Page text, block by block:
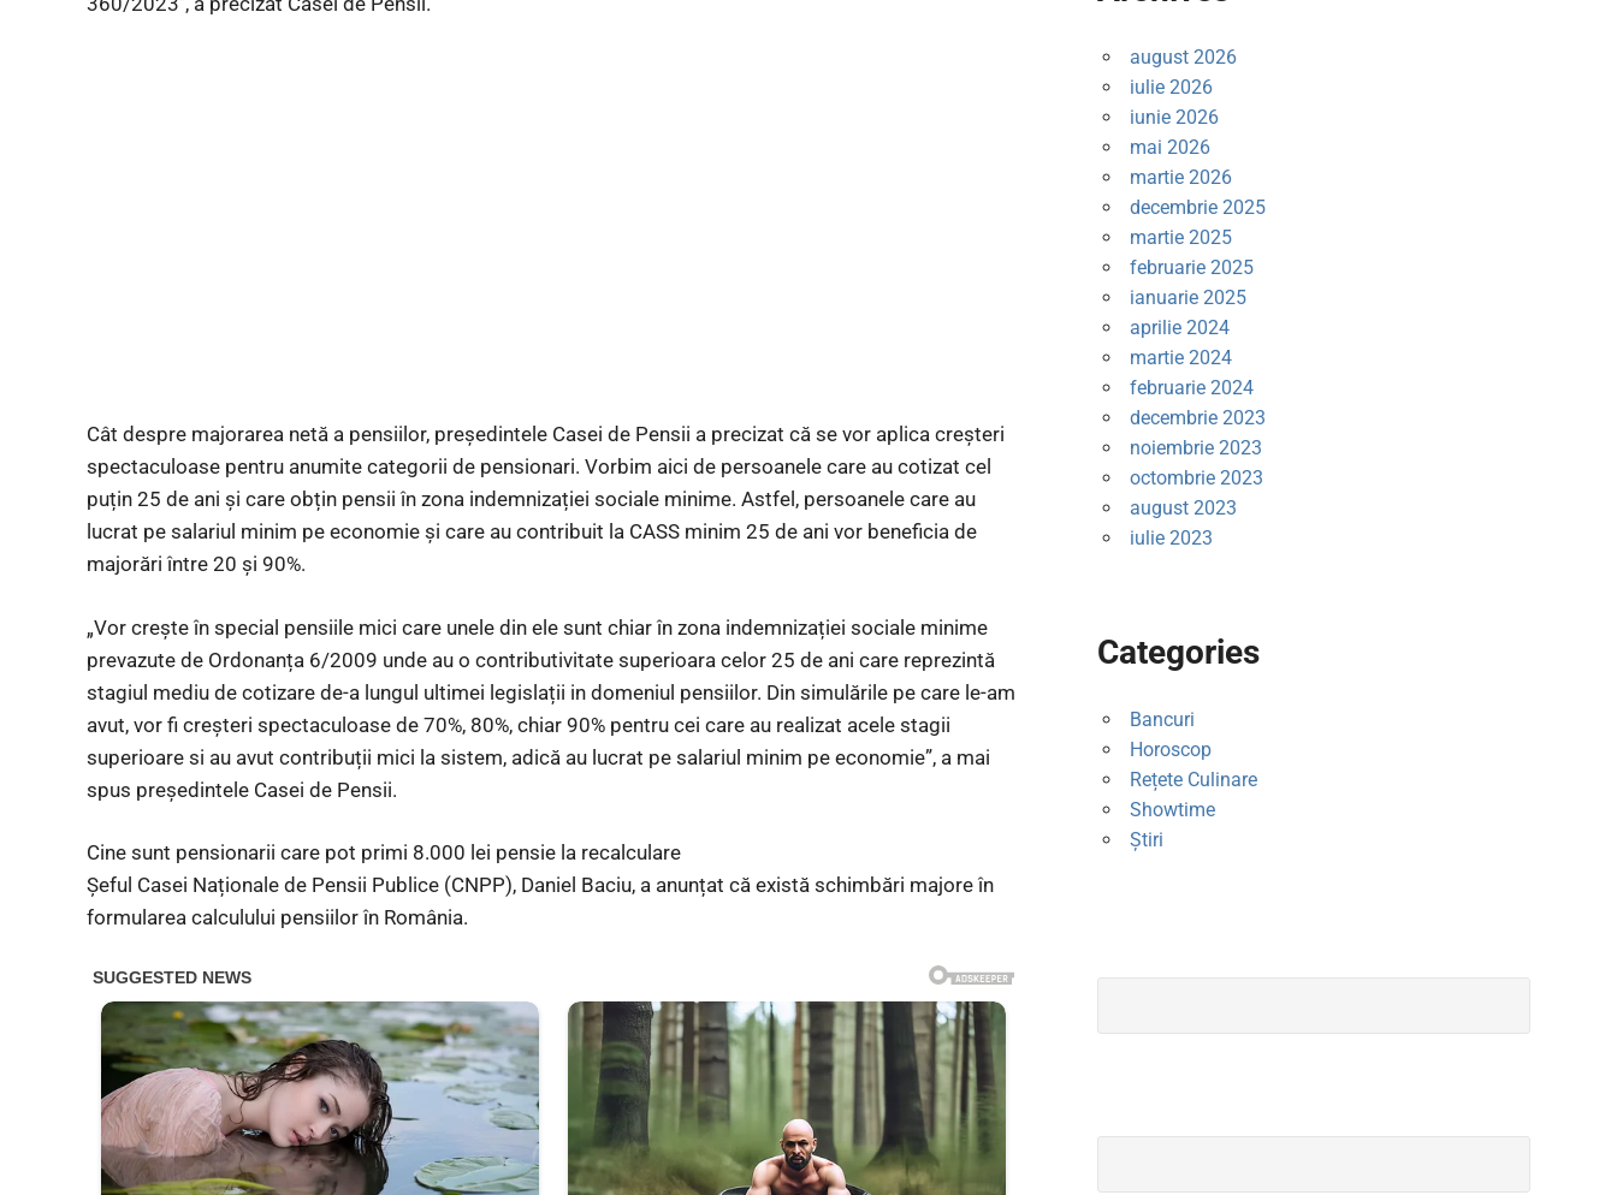
Cât despre majorarea netă a pensiilor, președintele Casei de Pensii a precizat că se vor aplica creșteri
spectaculoase pentru anumite categorii de pensionari. Vorbim aici de persoanele care au cotizat cel
puțin 25 de ani și care obțin pensii în zona indemnizației sociale minime. Astfel, persoanele care au
lucrat pe salariul minim pe economie și care au contribuit la CASS minim 25 de ani vor beneficia de
majorări între 20 și 90%.
„Vor creşte în special pensiile mici care unele din ele sunt chiar în zona indemnizației sociale minime
prevazute de Ordonanța 6/2009 unde au o contributivitate superioara celor 25 de ani care reprezintă
stagiul mediu de cotizare de-a lungul ultimei legislații in domeniul pensiilor. Din simulările pe care le-am
avut, vor fi creșteri spectaculoase de 70%, 80%, chiar 90% pentru cei care au realizat acele stagii
superioare si au avut contribuții mici la sistem, adică au lucrat pe salariul minim pe economie”, a mai
spus preşedintele Casei de Pensii.
Cine sunt pensionarii care pot primi 8.000 lei pensie la recalculare
Șeful Casei Naționale de Pensii Publice (CNPP), Daniel Baciu, a anunțat că există schimbări majore în
formularea calculului pensiilor în România.
august 2026
iulie 2026
iunie 2026
mai 2026
martie 2026
decembrie 2025
martie 2025
februarie 2025
ianuarie 2025
aprilie 2024
martie 2024
februarie 2024
decembrie 2023
noiembrie 2023
octombrie 2023
august 2023
iulie 2023
Categories
Bancuri
Horoscop
Rețete Culinare
Showtime
Știri